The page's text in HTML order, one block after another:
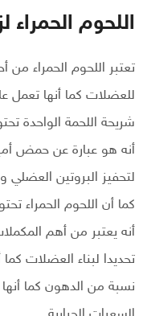
اللحوم الحمراء
تعتبر اللحوم الحمراء
للعضلات كما أنها تعمل
أنه هو عبارة عن حمض
لتحفيز البروتين العضلي
كما أن اللحوم الحمراء
أنه يعتبر من أهم
تحديدا لبناء العضلات
نسبة من الدهون كما